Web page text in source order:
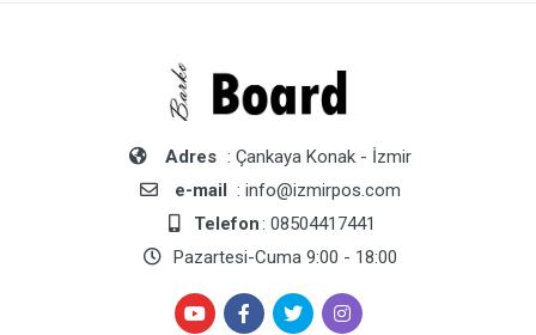
Adres : Çankaya Konak - İzmir
e-mail : info@izmirpos.com
Telefon: 08504417441
Pazartesi-Cuma 9:00 - 18:00